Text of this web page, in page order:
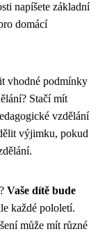
napíšete základní
domácí
vhodné podmínky
Stačí mít
vzdělání
výjimku, pokud
Vaše dítě bude
každé pololetí.
může mít různé